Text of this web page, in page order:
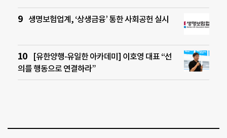
생명보험업계, ‘상생금융’ 통한 사회공헌 실시
[유한양행-유일한 아카데미] 이호영 대표 “선
의를 행동으로 연결하라”